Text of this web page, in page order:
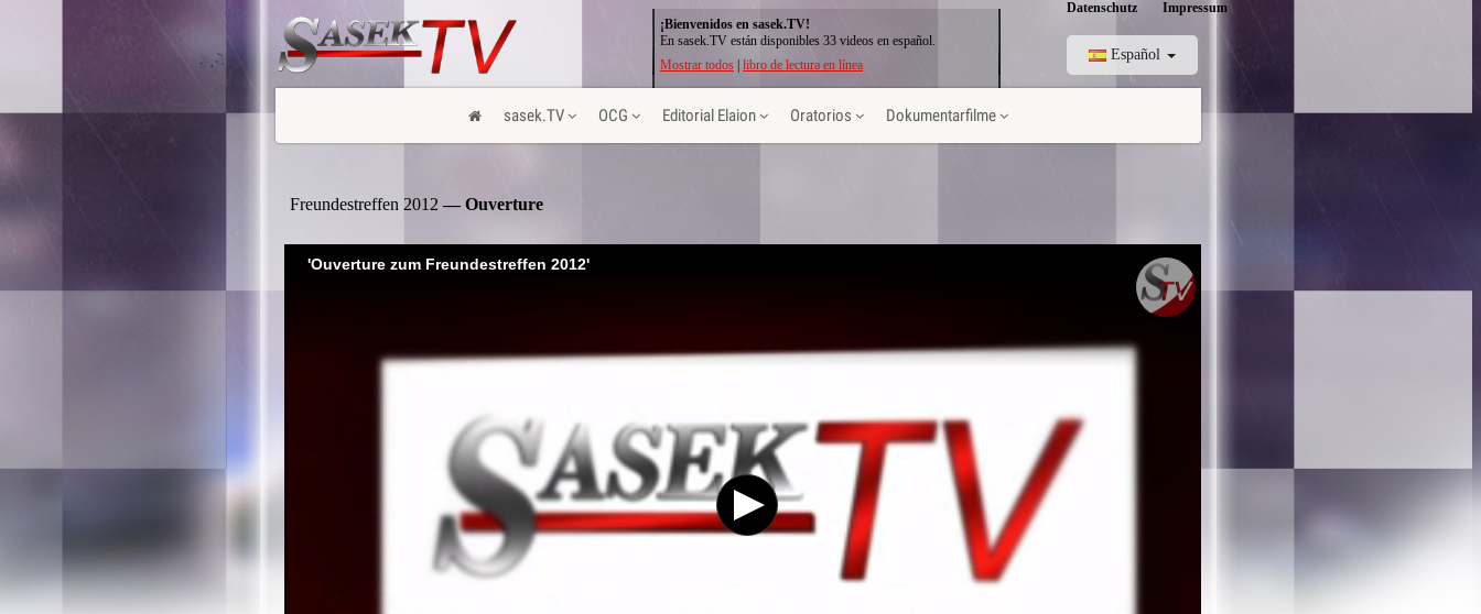
Datenschutz Impressum
Español
sasek.TV OCG Editorial Elaion Oratorios Dokumentarfilme
¡Bienvenidos en sasek.TV!
En sasek.TV están disponibles 33 videos en español.
Mostrar todos libro de lectura en línea
Freundestreffen 2012 — Ouverture
'Ouverture zum Freundestreffen 2012'